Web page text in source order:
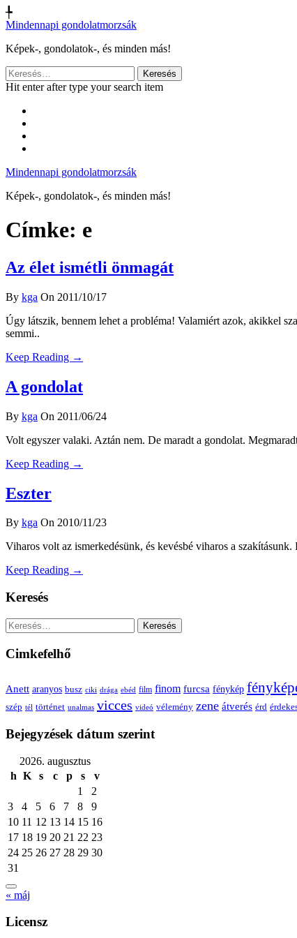
╄
Mindennapi gondolatmorzsák
Képek-, gondolatok-, és minden más!
Keresés:
Hit enter after type your search item
Mindennapi gondolatmorzsák
Képek-, gondolatok-, és minden más!
Címke: e
Az élet ismétli önmagát
By kga On 2011/10/17
Úgy látszik, bennem lehet a probléma! Valamiért azok, akikkel
semmi..
Keep Reading →
A gondolat
By kga On 2011/06/24
Volt egyszer valaki. Aztán nem. De maradt a gondolat.
Keep Reading →
Eszter
By kga On 2010/11/23
Viharos volt az ismerkedésünk, és kevésbé viharos a
Keep Reading →
Keresés
Keresés:
Cimkefelhő
Anett aranyos busz ciki drága ebéd film finom furcsa fénykép
szép tél történet unalmas vicces videó vélemény zene átverés érd
Bejegyzések dátum szerint
2026. augusztus
h K s c p s
v
1
2
3
4 5 6 7 8
9
10 11 12 13 14 15 16
17 18 19 20 21 22 23
24 25 26 27 28 29 30
31
« máj
Licensz